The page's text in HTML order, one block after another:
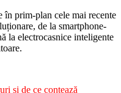
în prim-plan cele mai recente
de la smartphone-
la electrocasnice inteligente